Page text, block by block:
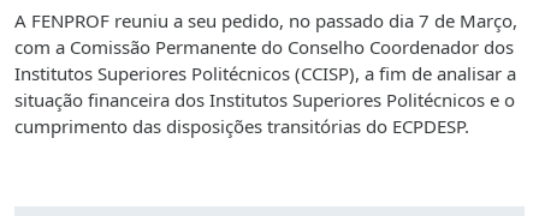
A FENPROF reuniu a seu pedido, no passado dia 7 de Março,
com a Comissão Permanente do Conselho Coordenador dos
Institutos Superiores Politécnicos (CCISP), a fim de analisar a
situação financeira dos Institutos Superiores Politécnicos e o
cumprimento das disposições transitórias do ECPDESP.